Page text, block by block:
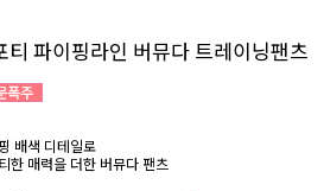
티 파이핑라인 버뮤다 트레이닝팬츠
배색 디테일로
한 매력을 더한 버뮤다 팬츠